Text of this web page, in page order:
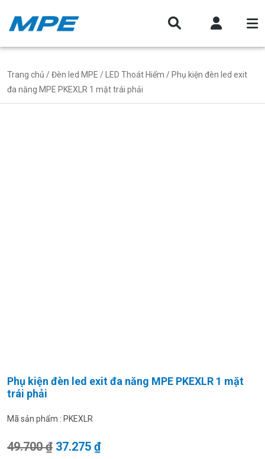
Trang chủ /Đèn led MPE / LED Thoát Hiểm / Phụ kiện đèn led exit
đa năng MPE PKEXLR 1 mặt trái phải
Phụ kiện đèn led exit đa năng MPE PKEXLR 1 mặt
trái phải
Mã sản phẩm : PKEXLR
49.700₫ Giá gốc là: 49.700 ₫.
37.275 ₫Giá hiện tại là: 37.275 ₫.